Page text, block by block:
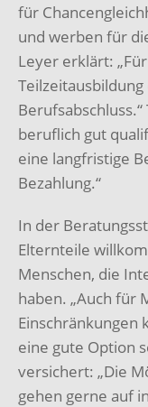
für
und werben für
Leyer erklärt:
beruflich gut
eine langfristige
Bezahlung.“
In der
Elternteile
Menschen, die
haben. „Auch für
Einschränkungen
eine gute Option
versichert: „Die
gehen gerne auf